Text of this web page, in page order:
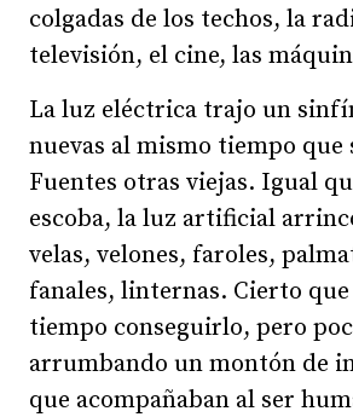
colgadas de los techos, la
televisión, el cine, las
La luz eléctrica trajo un
nuevas al mismo tiempo que
Fuentes otras viejas. Igual
escoba, la luz artificial
velas, velones, faroles,
fanales, linternas. Cierto
tiempo conseguirlo, pero
arrumbando un montón de
que acompañaban al ser